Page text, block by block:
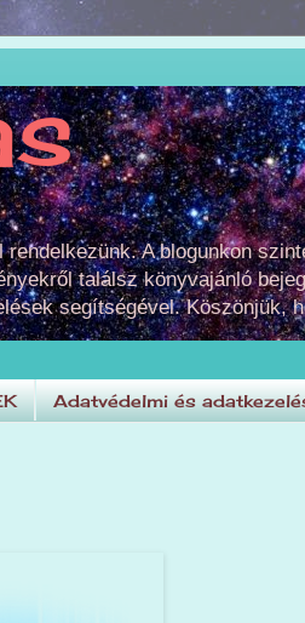
A blogunkon
találsz könyvajánló
segítségével. Köszönjük,
Adatvédelmi és